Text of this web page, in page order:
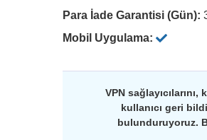
Para İade Garantisi (Gün):
Mobil Uygulama:
VPN
kullanıcı geri
bulunduruyoruz.